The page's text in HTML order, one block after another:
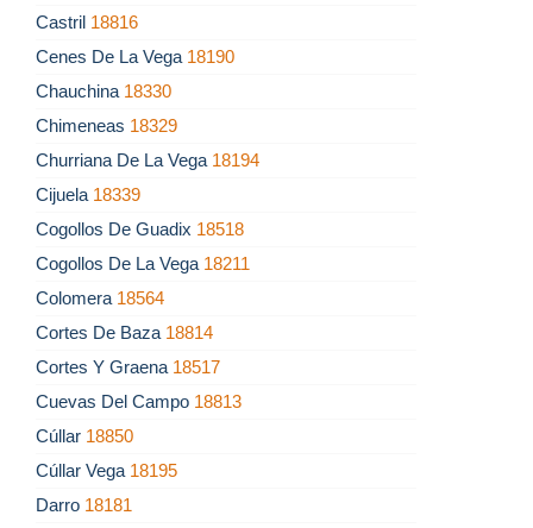
Castril 18816
Cenes De La Vega 18190
Chauchina 18330
Chimeneas 18329
Churriana De La Vega 18194
Cijuela 18339
Cogollos De Guadix 18518
Cogollos De La Vega 18211
Colomera 18564
Cortes De Baza 18814
Cortes Y Graena 18517
Cuevas Del Campo 18813
Cúllar 18850
Cúllar Vega 18195
Darro 18181